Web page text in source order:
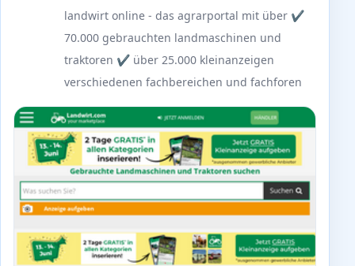
landwirt online - das agrarportal mit über ✔
70.000 gebrauchten landmaschinen und
traktoren ✔ über 25.000 kleinanzeigen
verschiedenen fachbereichen und fachforen